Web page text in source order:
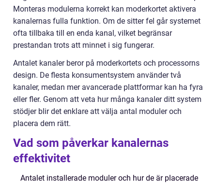
Monteras modulerna korrekt kan moderkortet aktivera
kanalernas fulla funktion. Om de sitter fel går systemet
ofta tillbaka till en enda kanal, vilket begränsar
prestandan trots att minnet i sig fungerar.
Antalet kanaler beror på moderkortets och processorns
design. De flesta konsumentsystem använder två
kanaler, medan mer avancerade plattformar kan ha fyra
eller fler. Genom att veta hur många kanaler ditt system
stödjer blir det enklare att välja antal moduler och
placera dem rätt.
Vad som påverkar kanalernas
effektivitet
Antalet installerade moduler och hur de är placerade